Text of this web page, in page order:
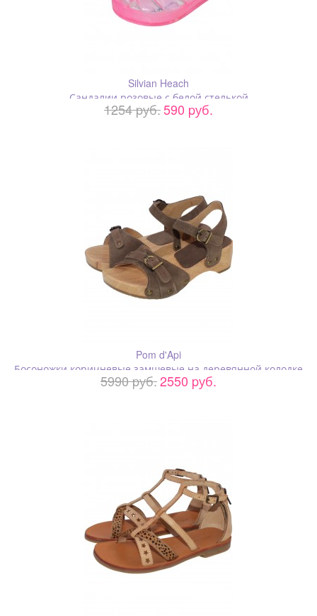
Silvian Heach
Сандалии розовые с белой стелькой
1254 pуб.590 pуб.
Pom d'Api
Босоножки коричневые замшевые на деревянной колодке
5990 pуб.2550 pуб.